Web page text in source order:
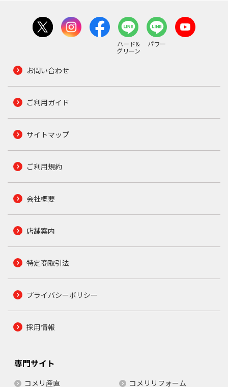
ハード&
グリーン
パワー
お問い合わせ
ご利用ガイド
サイトマップ
ご利用規約
会社概要
店舗案内
特定商取引法
プライバシーポリシー
採用情報
専門サイト
コメリ産直 コメリリフォーム